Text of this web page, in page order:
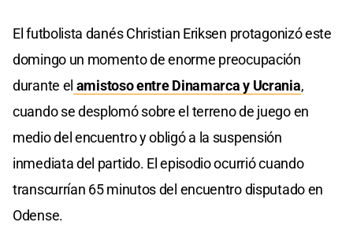
El futbolista danés Christian Eriksen protagonizó este
domingo un momento de enorme preocupación
durante el amistoso entre Dinamarca y Ucrania,
cuando se desplomó sobre el terreno de juego en
medio del encuentro y obligó a la suspensión
inmediata del partido. El episodio ocurrió cuando
transcurrían 65 minutos del encuentro disputado en
Odense.